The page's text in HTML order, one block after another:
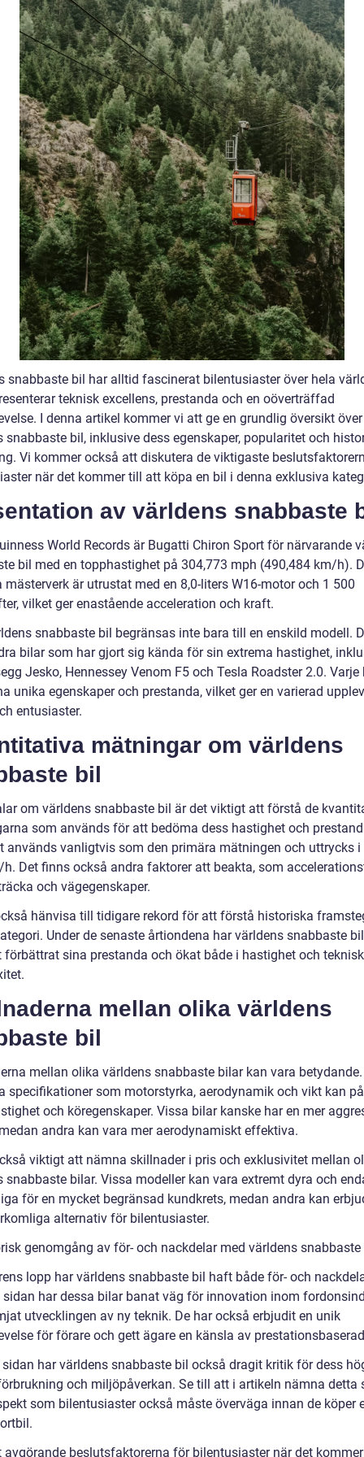
snabbaste bil har alltid fascinerat bilentusiaster över hela
teknisk excellens, prestanda och en oöverträffad
I denna artikel kommer vi att ge en grundlig översikt över
snabbaste bil, inklusive dess egenskaper, popularitet och
Vi kommer också att diskutera de viktigaste
när det kommer till att köpa en bil i denna exklusiva
av världens snabbaste
World Records är Bugatti Chiron Sport för närvarande
bil med en topphastighet på 304,773 mph (490,484 km/h).
mästerverk är utrustat med en 8,0-liters W16-motor och 1 500
vilket ger enastående acceleration och kraft.
snabbaste bil begränsas inte bara till en enskild modell.
bilar som har gjort sig kända för sin extrema hastighet,
Jesko, Hennessey Venom F5 och Tesla Roadster 2.0. Varje
unika egenskaper och prestanda, vilket ger en varierad
entusiaster.
mätningar om världens
bil
om världens snabbaste bil är det viktigt att förstå de
som används för att bedöma dess hastighet och
används vanligtvis som den primära mätningen och uttrycks i
Det finns också andra faktorer att beakta, som
och vägegenskaper.
hänvisa till tidigare rekord för att förstå historiska
Under de senaste årtiondena har världens snabbaste bil
förbättrat sina prestanda och ökat både i hastighet och teknisk
mellan olika världens
bil
mellan olika världens snabbaste bilar kan vara betydande.
specifikationer som motorstyrka, aerodynamik och vikt kan
och köregenskaper. Vissa bilar kanske har en mer
andra kan vara mer aerodynamiskt effektiva.
viktigt att nämna skillnader i pris och exklusivitet mellan
snabbaste bilar. Vissa modeller kan vara extremt dyra och
för en mycket begränsad kundkrets, medan andra kan
alternativ för bilentusiaster.
genomgång av för- och nackdelar med världens
lopp har världens snabbaste bil haft både för- och
har dessa bilar banat väg för innovation inom
utvecklingen av ny teknik. De har också erbjudit en unik
för förare och gett ägare en känsla av
sidan har världens snabbaste bil också dragit kritik för dess
och miljöpåverkan. Se till att i artikeln nämna detta
som bilentusiaster också måste överväga innan de köper
avgörande beslutsfaktorerna för bilentusiaster när det